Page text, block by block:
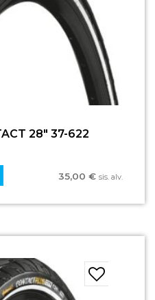
28″ 37-622
35,00 € sis. alv.